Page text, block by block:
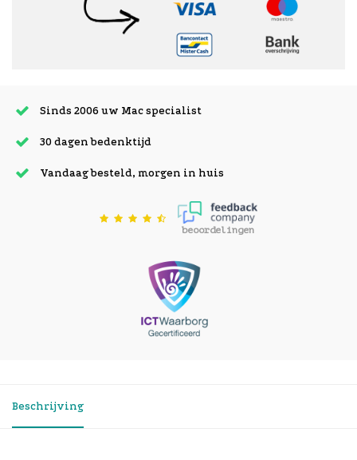
Sinds 2006 uw Mac specialist
30 dagen bedenktijd
Vandaag besteld, morgen in huis
beoordelingen
Beschrijving